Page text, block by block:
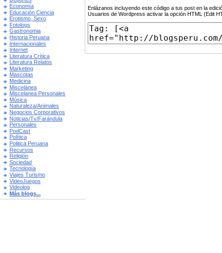
Economía
Educación Ciencia
Erotismo, Sexo
Fotologs
Gastronomia
Historia Peruana
Internacionales
Internet
Literatura Crítica
Literatura Relatos
Marketing
Mascotas
Medicina
Miscelánea
Miscelanea Personales
Música
Naturaleza/Animales
Negocios Corporativos
Noticias/Tv/Farándula
Personales
PodCast
Política
Politica Peruana
Recursos
Religión
Sociedad
Tecnología
Viajes Turismo
VideoJuegos
Videolog
Más blogs...
Enlázanos incluyendo este código a tus post en la
Usuarios de Wordpress activar la opción HTML (Edit